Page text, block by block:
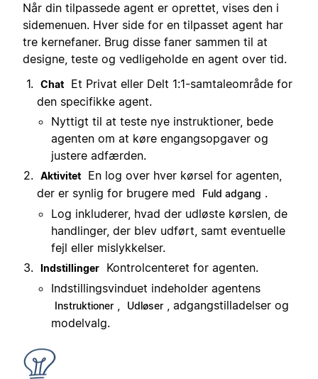
Når din tilpassede agent er oprettet, vises den i
sidemenuen. Hver side for en tilpasset agent har
tre kernefaner. Brug disse faner sammen til at
designe, teste og vedligeholde en agent over tid.
Chat
Et Privat eller Delt 1:1-samtaleområde for
den specifikke agent.
Nyttigt til at teste nye instruktioner, bede
agenten om at køre engangsopgaver og
justere adfærden.
Aktivitet
En log over hver kørsel for agenten,
der er synlig for brugere med
Fuld adgang .
Log inkluderer, hvad der udløste kørslen, de
handlinger, der blev udført, samt eventuelle
fejl eller mislykkelser.
Indstillinger
Kontrolcenteret for agenten.
Indstillingsvinduet indeholder agentens
Instruktioner Udløser
, adgangstilladelser og
modelvalg.